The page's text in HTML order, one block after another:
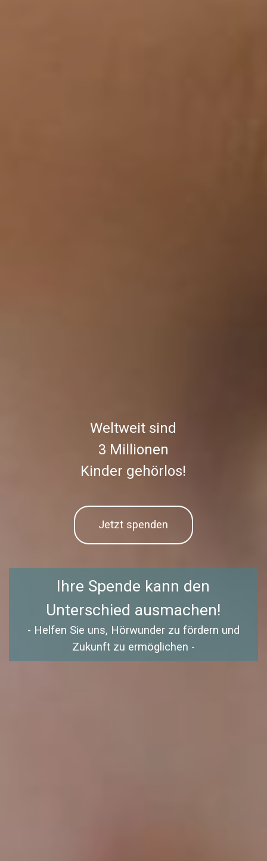
Weltweit sind
3 Millionen
Kinder gehörlos!
Jetzt spenden
Ihre Spende kann den
Unterschied ausmachen!
- Helfen Sie uns, Hörwunder zu fördern und
Zukunft zu ermöglichen -